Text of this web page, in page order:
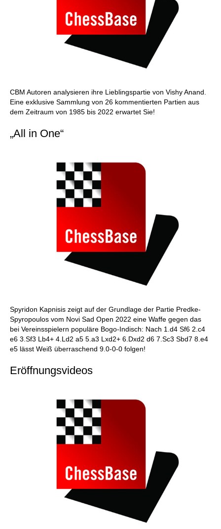
CBM Autoren analysieren ihre Lieblingspartie von Vishy Anand.
Eine exklusive Sammlung von 26 kommentierten Partien aus
dem Zeitraum von 1985 bis 2022 erwartet Sie!
„All in One“
Spyridon Kapnisis zeigt auf der Grundlage der Partie Predke-
Spyropoulos vom Novi Sad Open 2022 eine Waffe gegen das
bei Vereinsspielern populäre Bogo-Indisch: Nach 1.d4 Sf6 2.c4
e6 3.Sf3 Lb4+ 4.Ld2 a5 5.a3 Lxd2+ 6.Dxd2 d6 7.Sc3 Sbd7 8.e4
e5 lässt Weiß überraschend 9.0-0-0 folgen!
Eröffnungsvideos